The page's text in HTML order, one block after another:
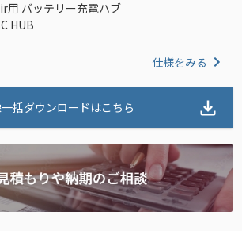
用 バッテリー充電ハブ
HUB
仕様をみる
括ダウンロードはこちら